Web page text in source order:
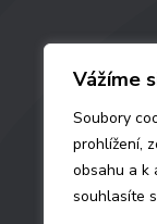
Vážíme
Soubory
prohlížení,
obsahu a k
souhlasíte